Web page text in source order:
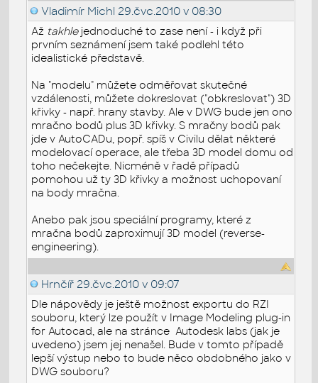
Vladimír Michl 29.čvc.2010 v 08:30
Až takhlejednoduché to zase není - i když při
prvním seznámení jsem také podlehl této
idealistické představě.
Na "modelu" můžete odměřovat skutečné
vzdálenosti, můžete dokreslovat ("obkreslovat") 3D
křivky - např. hrany stavby. Ale v DWG bude jen ono
mračno bodů plus 3D křivky. S mračny bodů pak
jde v AutoCADu, popř. spíš v Civilu dělat některé
modelovací operace, ale třeba 3D model domu od
toho nečekejte. Nicméně v řadě případů
pomohou už ty 3D křivky a možnost uchopovaní
na body mračna.
Anebo pak jsou speciální programy, které z
mračna bodů zaproximují 3D model (reverse-
engineering).
Hrnčíř 29.čvc.2010 v 09:07
Dle nápovědy je ještě možnost exportu do RZI
souboru, který lze použít v Image Modeling plug-in
for Autocad, ale na stránce Autodesk labs (jak je
uvedeno) jsem jej nenašel. Bude v tomto případě
lepší výstup nebo to bude něco obdobného jako v
DWG souboru?